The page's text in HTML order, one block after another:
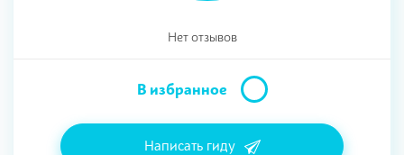
Нет отзывов
В избранное
Написать гиду